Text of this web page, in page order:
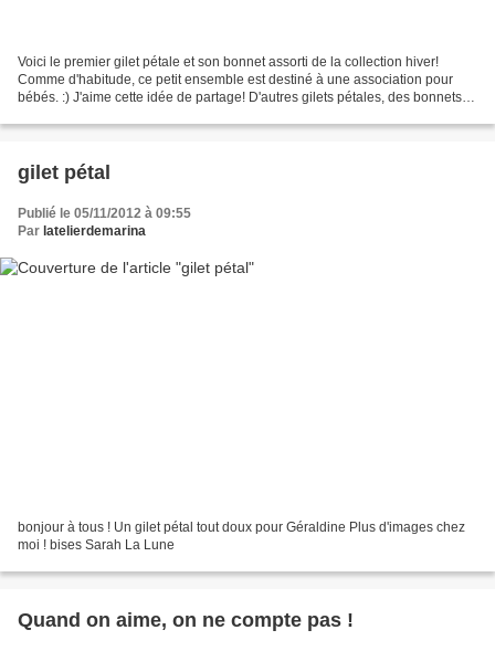
Voici le premier gilet pétale et son bonnet assorti de la collection hiver!
Comme d'habitude, ce petit ensemble est destiné à une association pour
bébés. :) J'aime cette idée de partage! D'autres gilets pétales, des bonnets et
gilet pétal
Publié le 05/11/2012 à 09:55
Par latelierdemarina
bonjour à tous ! Un gilet pétal tout doux pour Géraldine Plus d'images chez
moi ! bises Sarah La Lune
Quand on aime, on ne compte pas !